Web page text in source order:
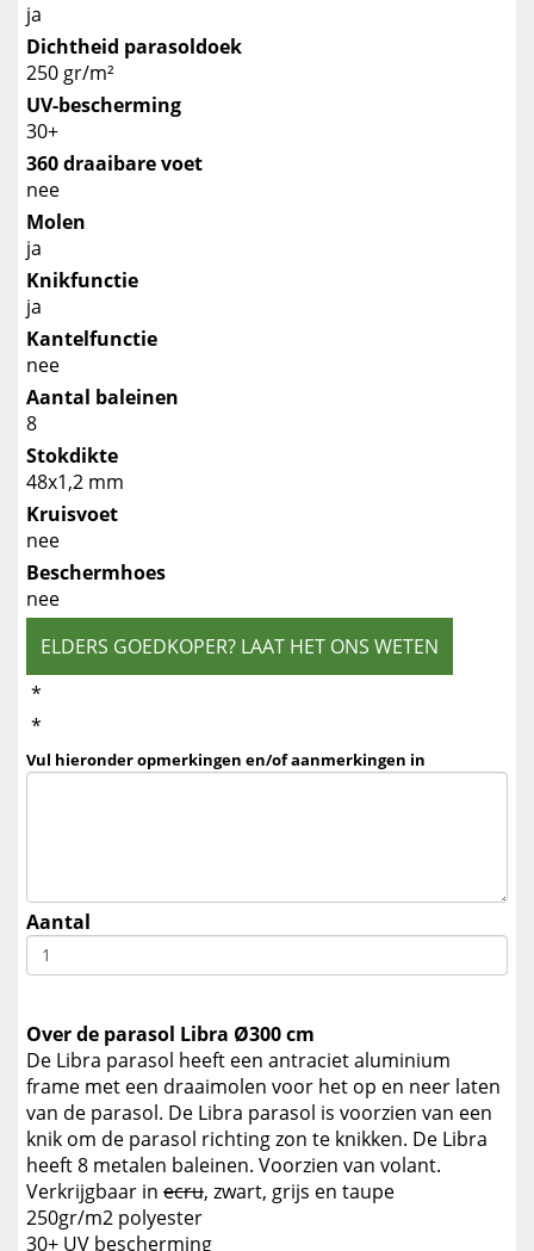
ja
Dichtheid parasoldoek
250 gr/m²
UV-bescherming
30+
360 draaibare voet
nee
Molen
ja
Knikfunctie
ja
Kantelfunctie
nee
Aantal baleinen
8
Stokdikte
48x1,2 mm
Kruisvoet
nee
Beschermhoes
nee
ELDERS GOEDKOPER? LAAT HET ONS WETEN
*
*
Vul hieronder opmerkingen en/of aanmerkingen in
Aantal
Over de parasol Libra Ø300 cm
De Libra parasol heeft een antraciet aluminium
frame met een draaimolen voor het op en neer laten
van de parasol. De Libra parasol is voorzien van een
knik om de parasol richting zon te knikken. De Libra
heeft 8 metalen baleinen. Voorzien van volant.
Verkrijgbaar in ecru, zwart, grijs en taupe
250gr/m2 polyester
30+ UV bescherming